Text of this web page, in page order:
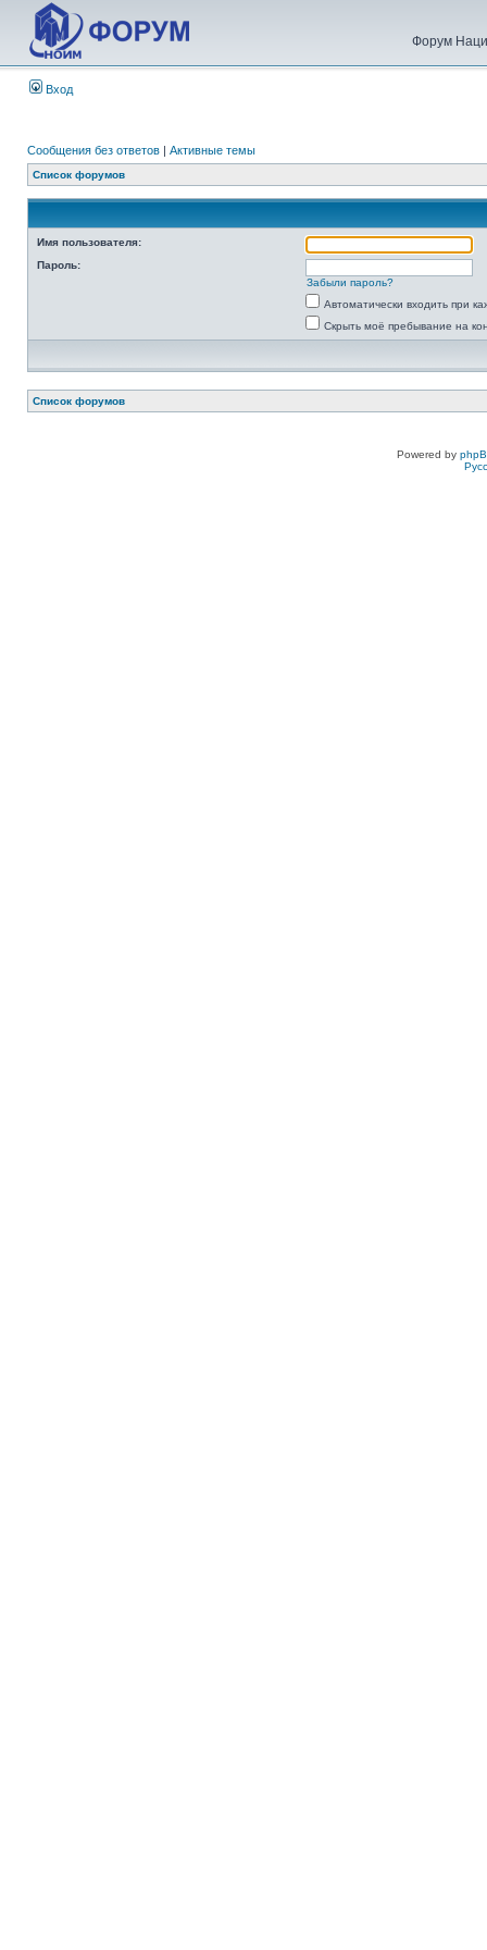
Форум
Вход
Сообщения без ответов | Активные темы
Список форумов
Имя пользователя:
Пароль:
Забыли пароль?
Автоматически входить при
Скрыть моё пребывание на
Список форумов
Powered by